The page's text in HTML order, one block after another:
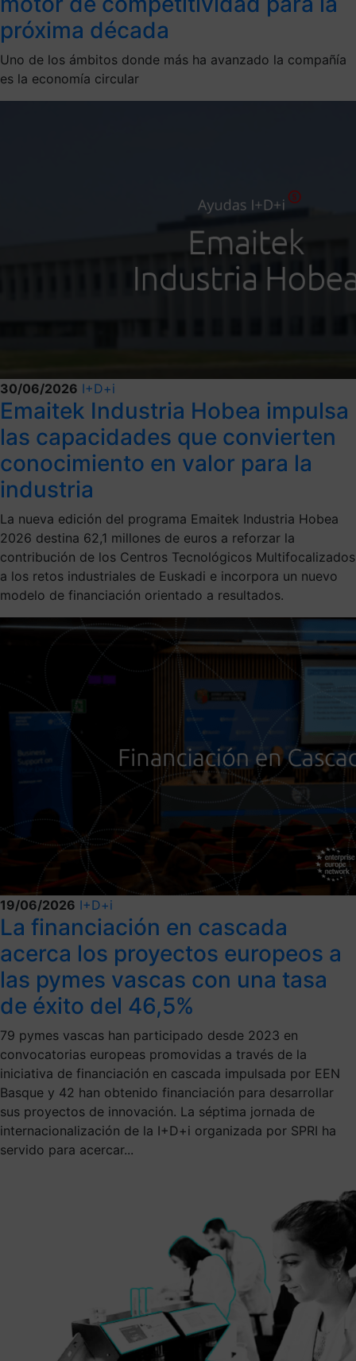
próxima década
Uno de los ámbitos donde más ha avanzado la compañía
es la economía circular
30/06/2026 I+D+i
Emaitek Industria Hobea impulsa
las capacidades que convierten
conocimiento en valor para la
industria
La nueva edición del programa Emaitek Industria Hobea
2026 destina 62,1 millones de euros a reforzar la
contribución de los Centros Tecnológicos Multifocalizados
a los retos industriales de Euskadi e incorpora un nuevo
modelo de financiación orientado a resultados.
19/06/2026 I+D+i
La financiación en cascada
acerca los proyectos europeos a
las pymes vascas con una tasa
de éxito del 46,5%
79 pymes vascas han participado desde 2023 en
convocatorias europeas promovidas a través de la
iniciativa de financiación en cascada impulsada por EEN
Basque y 42 han obtenido financiación para desarrollar
sus proyectos de innovación. La séptima jornada de
internacionalización de la I+D+i organizada por SPRI ha
servido para acercar...